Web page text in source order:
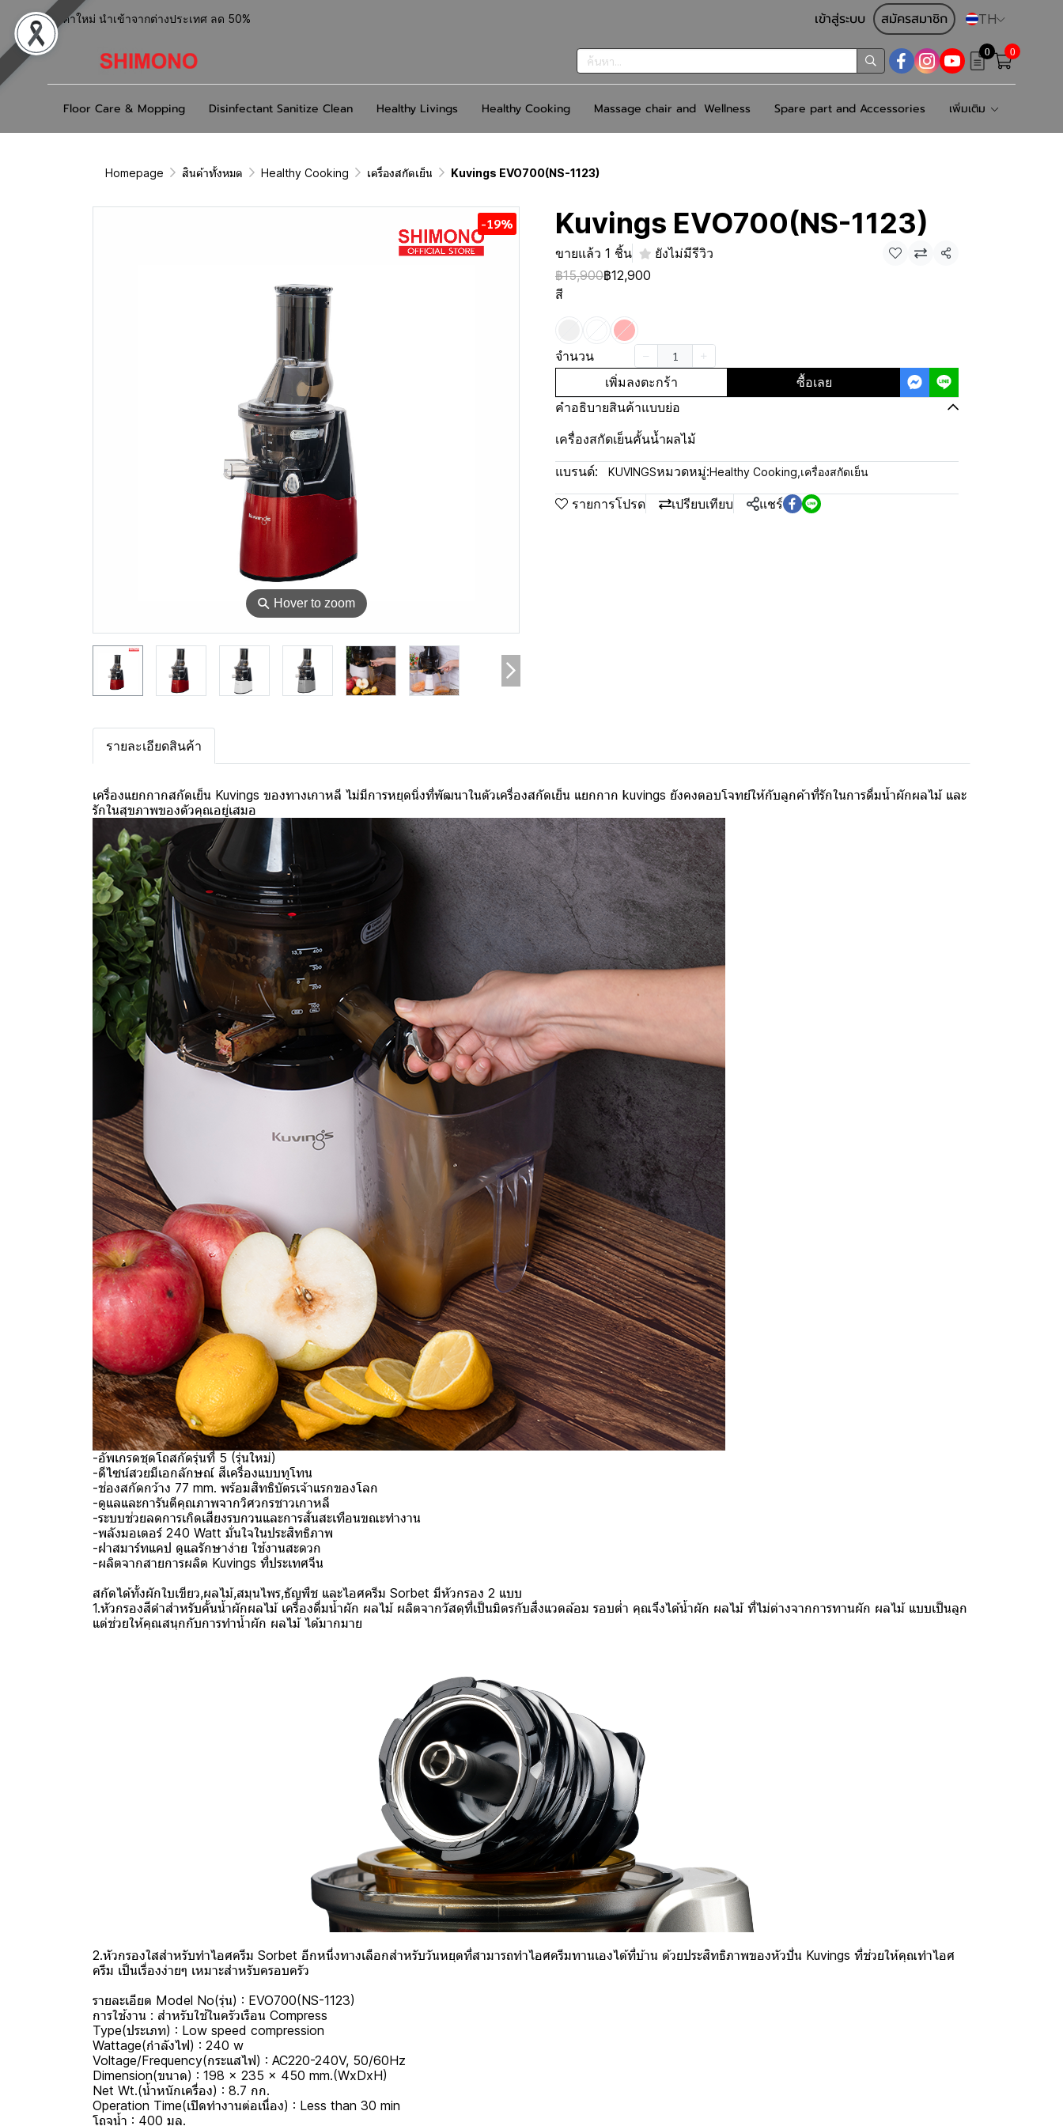
สินค้าใหม่ นำเข้าจากต่างประเทศ ลด 50% เข้าสู่ระบบ สมัครสมาชิก TH
0 0
Floor Care & Mopping Disinfectant Sanitize Clean Healthy Livings Healthy Cooking Massage chair and Wellness Spare part and Accessories เพิ่มเติม
Homepage สินค้าทั้งหมด Healthy Cooking เครื่องสกัดเย็น Kuvings EVO700(NS-1123)
⚲ Hover to zoom
-19% Kuvings EVO700(NS-1123)
ขายแล้ว 1 ชิ้น ยังไม่มีรีวิว
แชร์
฿15,900฿12,900
สี
จำนวน
เพิ่มลงตะกร้า
ซื้อเลย
คำอธิบายสินค้าแบบย่อ
เครื่องสกัดเย็นคั้นน้ำผลไม้
แบรนด์: KUVINGSหมวดหมู่:Healthy Cooking เครื่องสกัดเย็น
รายการโปรด เปรียบเทียบ แชร์
รายละเอียดสินค้า
เครื่องแยกกากสกัดเย็น Kuvings ของทางเกาหลี ไม่มีการหยุดนิ่งที่พัฒนาในตัวเครื่องสกัดเย็น แยกกาก kuvings ยังคงตอบโจทย์ให้กับลูกค้าที่รักในการดื่มน้ำผักผลไม้ และ
รักในสุขภาพของตัวคุณอยู่เสมอ
-อัพเกรดชุดโถสกัดรุ่นที่ 5 (รุ่นใหม่)
-ดีไซน์สวยมีเอกลักษณ์ สีเครื่องแบบทูโทน
-ช่องสกัดกว้าง 77 mm. พร้อมสิทธิบัตรเจ้าแรกของโลก
-ดูแลและการันตีคุณภาพจากวิศวกรชาวเกาหลี
-ระบบช่วยลดการเกิดเสียงรบกวนและการสั่นสะเทือนขณะทํางาน
-พลังมอเตอร์ 240 Watt มั่นใจในประสิทธิภาพ
-ฝาสมาร์ทแคป ดูแลรักษาง่าย ใช้งานสะดวก
-ผลิตจากสายการผลิต Kuvings ที่ประเทศจีน
สกัดได้ทั้งผักใบเขียว,ผลไม้,สมุนไพร,ธัญพืช และไอศครีม Sorbet มีหัวกรอง 2 แบบ
1.หัวกรองสีดำสำหรับคั้นน้ำผักผลไม้ เครื่องดื่มน้ำผัก ผลไม้ ผลิตจากวัสดุที่เป็นมิตรกับสิ่งแวดล้อม รอบต่ำ คุณจึงได้น้ำผัก ผลไม้ ที่ไม่ต่างจากการทานผัก ผลไม้ แบบเป็นลูก
แต่ช่วยให้คุณสนุกกับการทำน้ำผัก ผลไม้ ได้มากมาย
2.หัวกรองใสสำหรับทำไอศครีม Sorbet อีกหนึ่งทางเลือกสำหรับวันหยุดที่สามารถทำไอศครีมทานเองได้ที่บ้าน ด้วยประสิทธิภาพของหัวปั่น Kuvings ที่ช่วยให้คุณทำไอศ
ครีม เป็นเรื่องง่ายๆ เหมาะสำหรับครอบครัว
รายละเอียด Model No(รุ่น) : EVO700(NS-1123)
การใช้งาน : สำหรับใช้ในครัวเรือน Compress
Type(ประเภท) : Low speed compression
Wattage(กำลังไฟ) : 240 w
Voltage/Frequency(กระแสไฟ) : AC220-240V, 50/60Hz
Dimension(ขนาด) : 198 x 235 x 450 mm.(WxDxH)
Net Wt.(น้ำหนักเครื่อง) : 8.7 กก.
Operation Time(เปิดทำงานต่อเนื่อง) : Less than 30 min
โถจุน้ำ : 400 มล.